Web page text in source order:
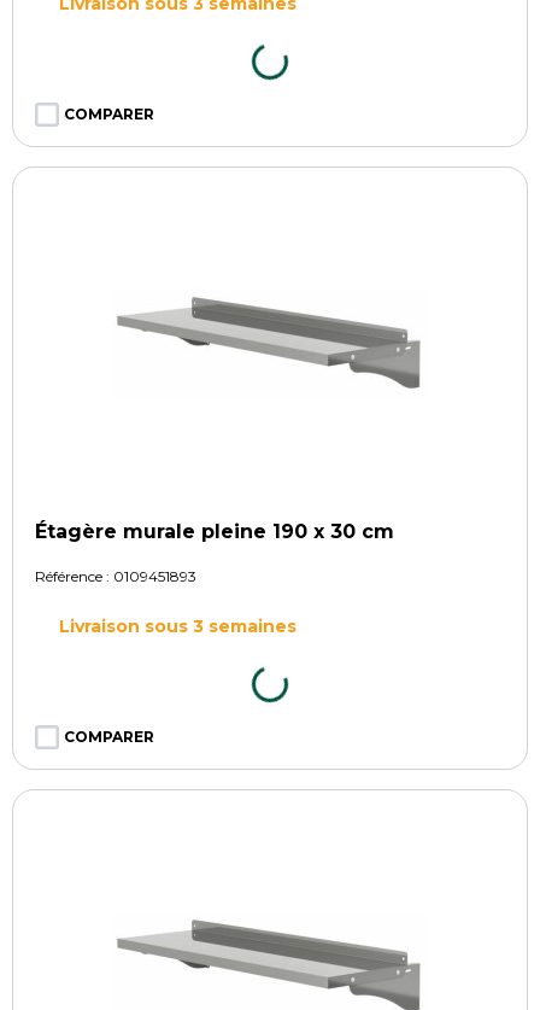
COMPARER
Étagère murale pleine 190 x 30 cm
Référence : 0109451893
Livraison sous 3 semaines
COMPARER